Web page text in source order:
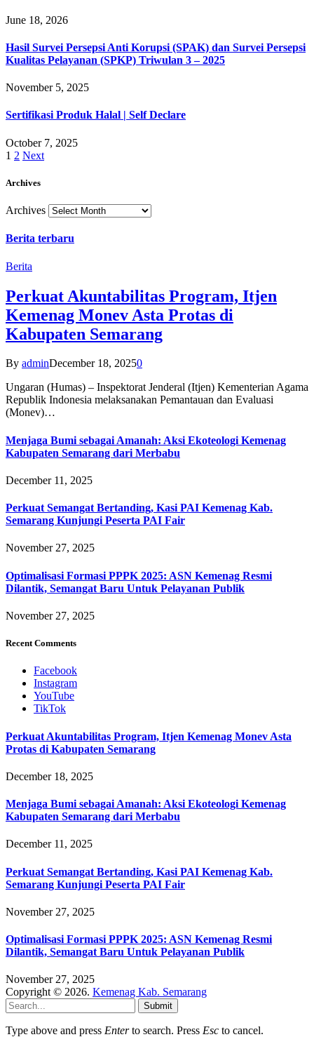
June 18, 2026
Hasil Survei Persepsi Anti Korupsi (SPAK) dan Survei Persepsi
Kualitas Pelayanan (SPKP) Triwulan 3 – 2025
November 5, 2025
Sertifikasi Produk Halal | Self Declare
October 7, 2025
1 2 Next
Archives
Archives
Berita terbaru
Berita
Perkuat Akuntabilitas Program, Itjen
Kemenag Monev Asta Protas di
Kabupaten Semarang
By adminDecember 18, 20250
Ungaran (Humas) – Inspektorat Jenderal (Itjen) Kementerian Agama
Republik Indonesia melaksanakan Pemantauan dan Evaluasi
(Monev)…
Menjaga Bumi sebagai Amanah: Aksi Ekoteologi Kemenag
Kabupaten Semarang dari Merbabu
December 11, 2025
Perkuat Semangat Bertanding, Kasi PAI Kemenag Kab.
Semarang Kunjungi Peserta PAI Fair
November 27, 2025
Optimalisasi Formasi PPPK 2025: ASN Kemenag Resmi
Dilantik, Semangat Baru Untuk Pelayanan Publik
November 27, 2025
Recent Comments
Facebook
Instagram
YouTube
TikTok
Perkuat Akuntabilitas Program, Itjen Kemenag Monev Asta
Protas di Kabupaten Semarang
December 18, 2025
Menjaga Bumi sebagai Amanah: Aksi Ekoteologi Kemenag
Kabupaten Semarang dari Merbabu
December 11, 2025
Perkuat Semangat Bertanding, Kasi PAI Kemenag Kab.
Semarang Kunjungi Peserta PAI Fair
November 27, 2025
Optimalisasi Formasi PPPK 2025: ASN Kemenag Resmi
Dilantik, Semangat Baru Untuk Pelayanan Publik
November 27, 2025
Copyright © 2026. Kemenag Kab. Semarang
Submit
Type above and press Enterto search. Press Esc to cancel.